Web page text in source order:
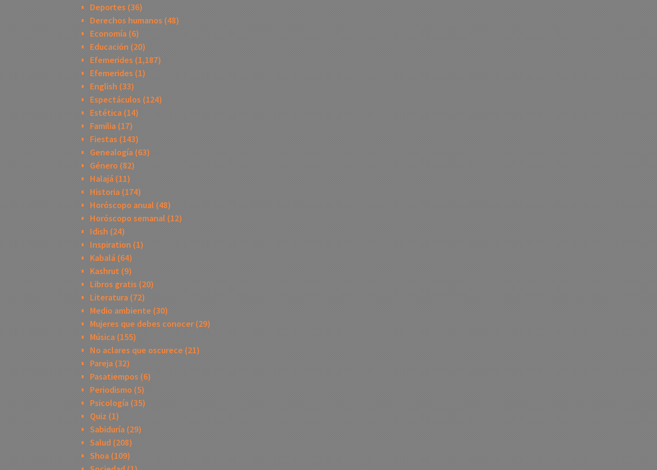
Deportes (36)
Derechos humanos (48)
Economía (6)
Educación (20)
Efemerides (1,187)
Efemerides (1)
English (33)
Espectáculos (124)
Estética (14)
Familia (17)
Fiestas (143)
Genealogía (63)
Género (82)
Halajá (11)
Historia (174)
Horóscopo anual (48)
Horóscopo semanal (12)
Idish (24)
Inspiration (1)
Kabalá (64)
Kashrut (9)
Libros gratis (20)
Literatura (72)
Medio ambiente (30)
Mujeres que debes conocer(29)
Música (155)
No aclares que oscurece (21)
Pareja (32)
Pasatiempos (6)
Periodismo (5)
Psicología (35)
Quiz (1)
Sabiduría (29)
Salud (208)
Shoa (109)